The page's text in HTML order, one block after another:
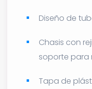
Diseño de
Chasis con
soporte para
Tapa de